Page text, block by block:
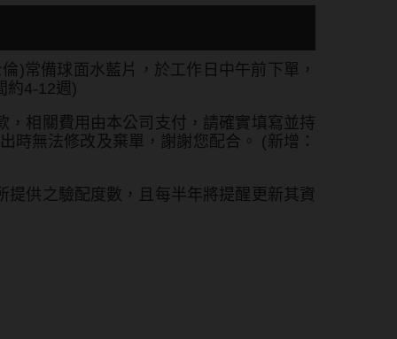
)常備球面水藍片，於工作日中午前下單，
約4-12週)
相關費用由本公司支付，請確實填寫並持
時無法修改及棄單，謝謝您配合。 (新增：
供之驗配度數，且每半年將提醒更新其資